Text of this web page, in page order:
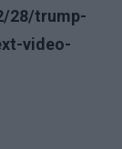
28/trump-
video-